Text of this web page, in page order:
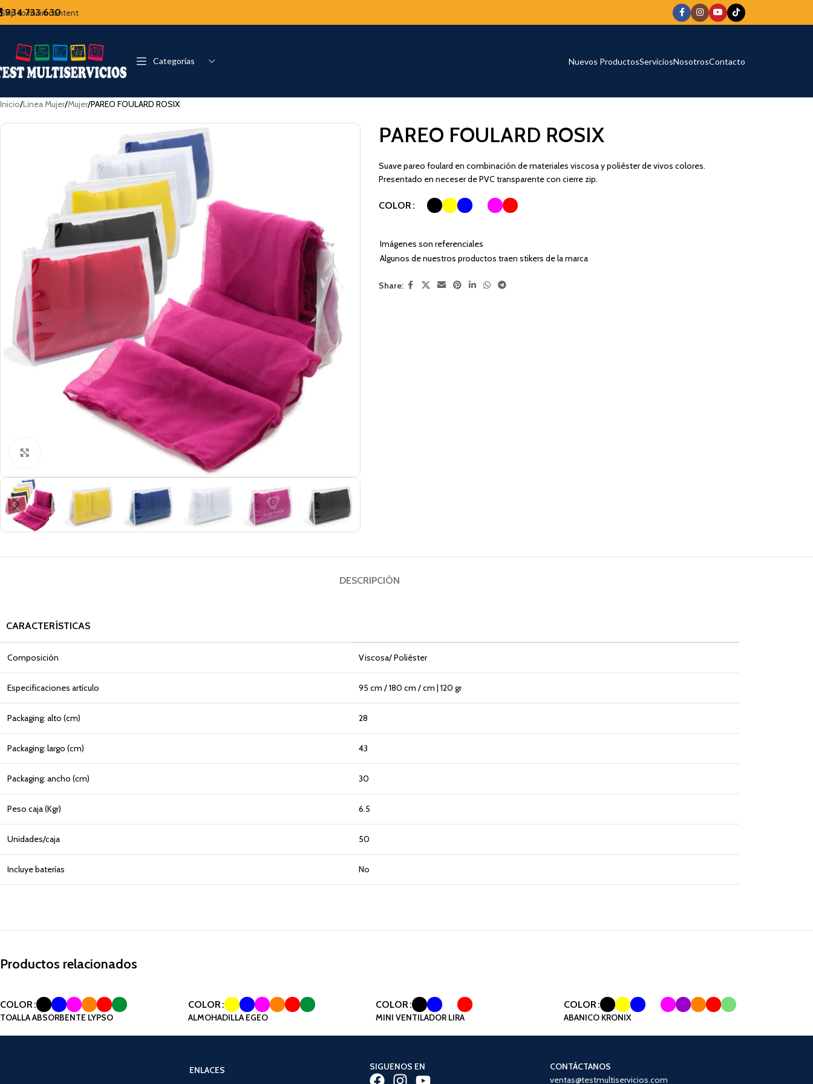
Skip to main content
934 733 630
Categorías Nuevos ProductosServiciosNosotrosContacto
Inicio Linea Mujer Mujer PAREO FOULARD ROSIX
PAREO FOULARD ROSIX
Suave pareo foulard en combinación de materiales viscosa y poliéster de vivos colores.
Presentado en neceser de PVC transparente con cierre zip.
COLOR
Imágenes son referenciales
Algunos de nuestros productos traen stikers de la marca
Share:
DESCRIPCIÓN
CARACTERÍSTICAS
Composición Viscosa/ Poliéster
Especificaciones artículo 95 cm / 180 cm / cm | 120 gr
Packaging: alto (cm) 28
Packaging: largo (cm) 43
Packaging: ancho (cm) 30
Peso caja (Kgr) 6.5
Unidades/caja 50
Incluye baterías No
Productos relacionados
COLOR
TOALLA ABSORBENTE LYPSO
COLOR
ALMOHADILLA EGEO
COLOR
MINI VENTILADOR LIRA
COLOR
ABANICO KRONIX
ENLACES SIGUENOS EN
CONTÁCTANOS
ventas@testmultiservicios.com